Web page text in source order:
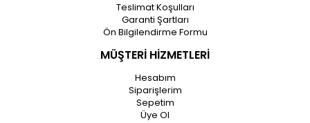
Teslimat Koşulları
Garanti Şartları
Ön Bilgilendirme Formu
MÜŞTERİ HİZMETLERİ
Hesabım
Siparişlerim
Sepetim
Üye Ol